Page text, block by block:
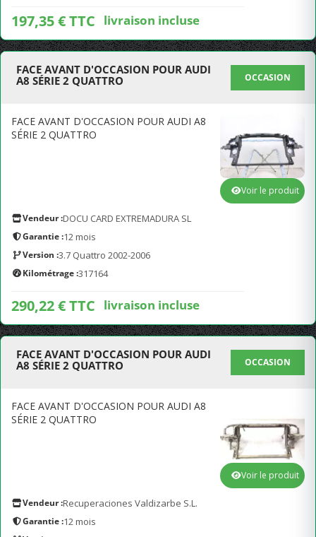
197,35 € TTC livraison incluse
FACE AVANT D'OCCASION POUR AUDI
A8 SÉRIE 2 QUATTRO
OCCASION
FACE AVANT D'OCCASION POUR AUDI A8
SÉRIE 2 QUATTRO
Vendeur :DOCU CARD EXTREMADURA SL
Garantie :12 mois
Version :3.7 Quattro 2002-2006
Kilométrage :317164
290,22 € TTC livraison incluse
Voir le produit
FACE AVANT D'OCCASION POUR AUDI
A8 SÉRIE 2 QUATTRO
OCCASION
FACE AVANT D'OCCASION POUR AUDI A8
SÉRIE 2 QUATTRO
Vendeur :Recuperaciones Valdizarbe S.L.
Garantie :12 mois
Voir le produit